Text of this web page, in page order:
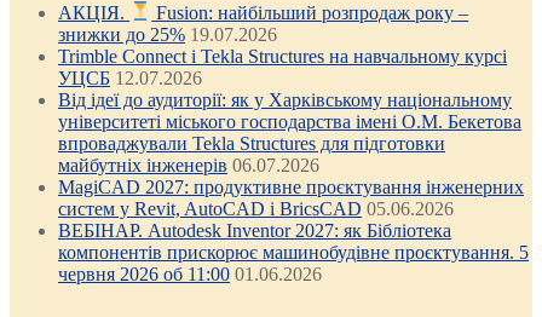
АКЦІЯ.
Fusion: найбільший розпродаж року –
знижки до 25% 19.07.2026
Trimble Connect і Tekla Structures на навчальному курсі
УЦСБ 12.07.2026
Від ідеї до аудиторії: як у Харківському національному
університеті міського господарства імені О.М. Бекетова
впроваджували Tekla Structures для підготовки
майбутніх інженерів 06.07.2026
MagiCAD 2027: продуктивне проєктування інженерних
систем у Revit, AutoCAD і BricsCAD 05.06.2026
ВЕБІНАР. Autodesk Inventor 2027: як Бібліотека
компонентів прискорює машинобудівне проєктування. 5
червня 2026 об 11:00 01.06.2026